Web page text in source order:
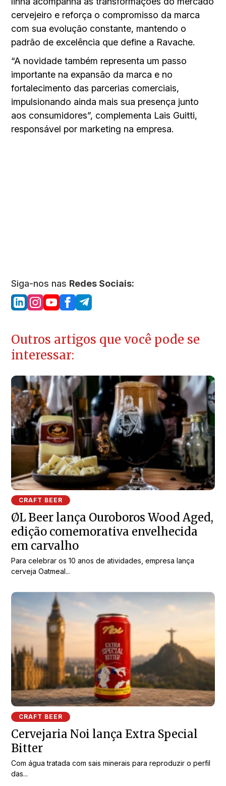
cervejeiro e reforça o compromisso da marca
com sua evolução constante, mantendo o
padrão de excelência que define a Ravache.
“A novidade também representa um passo
importante na expansão da marca e no
fortalecimento das parcerias comerciais,
impulsionando ainda mais sua presença junto
aos consumidores”, complementa Lais Guitti,
responsável por marketing na empresa.
Siga-nos nas Redes Sociais:
Outros artigos que você pode se
interessar:
CRAFT BEER
ØL Beer lança Ouroboros Wood Aged,
edição comemorativa envelhecida
em carvalho
Para celebrar os 10 anos de atividades, empresa lança
cerveja Oatmeal...
CRAFT BEER
Cervejaria Noi lança Extra Special
Bitter
Com água tratada com sais minerais para reproduzir o perfil
das...